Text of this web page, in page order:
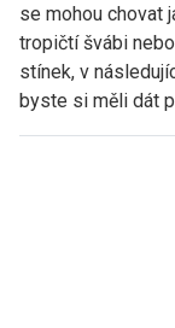
se mohou chovat
tropičtí švábi
stínek, v
byste si měli dát